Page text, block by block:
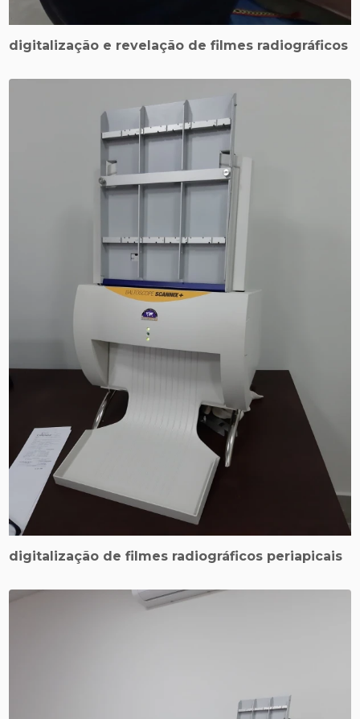
digitalização e revelação de filmes radiográficos
digitalização de filmes radiográficos periapicais